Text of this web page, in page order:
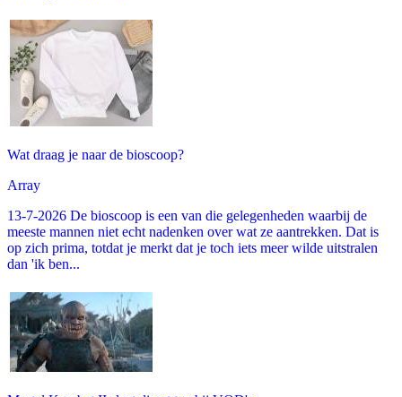
Wat draag je naar de bioscoop?
Array
13-7-2026 De bioscoop is een van die gelegenheden waarbij de
meeste mannen niet echt nadenken over wat ze aantrekken. Dat is
op zich prima, totdat je merkt dat je toch iets meer wilde uitstralen
dan 'ik ben...